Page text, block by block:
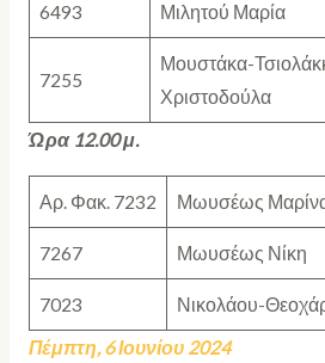
6493 Μιλητού Μαρία
7255
Μουστάκα-
Χριστοδούλα
Ώρα 12.00 μ.
Αρ. Φακ. 7232 Μωυσέως
7267 Μωυσέως Νίκη
7023 Νικολάου-
Πέμπτη, 6 Ιουνίου 2024